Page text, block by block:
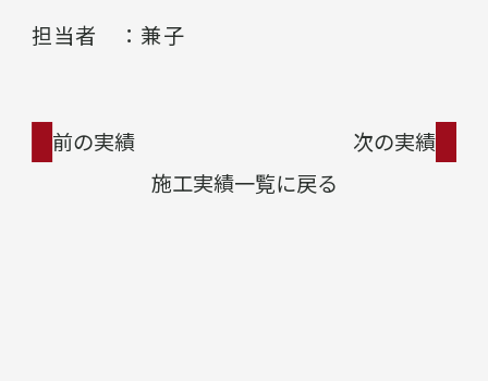
担当者
兼子
前の実績
施工実績一覧に戻る
次の実績